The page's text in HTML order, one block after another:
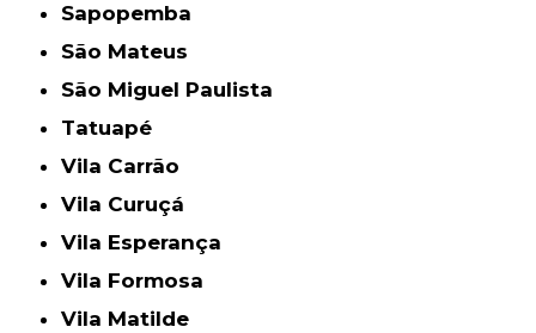
Sapopemba
São Mateus
São Miguel Paulista
Tatuapé
Vila Carrão
Vila Curuçá
Vila Esperança
Vila Formosa
Vila Matilde